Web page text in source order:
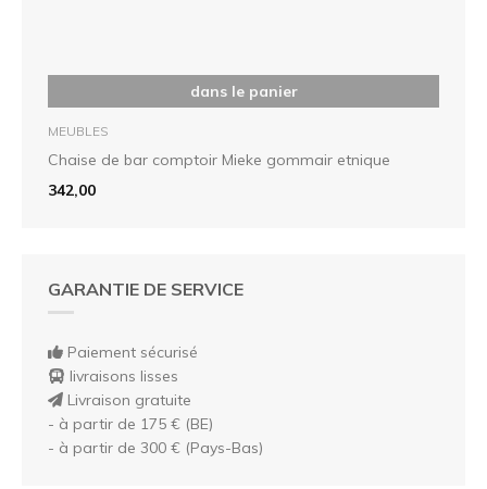
dans le panier
MEUBLES
Chaise de bar comptoir Mieke gommair etnique
342,00
GARANTIE DE SERVICE
Paiement sécurisé
livraisons lisses
Livraison gratuite
- à partir de 175 € (BE)
- à partir de 300 € (Pays-Bas)